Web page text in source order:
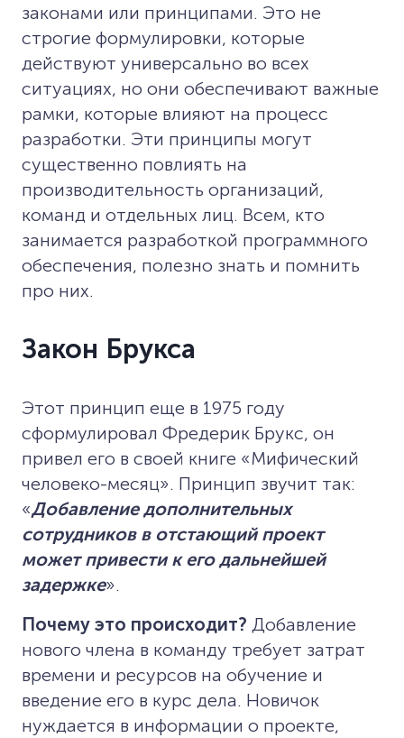
законами или принципами. Это не
строгие формулировки, которые
действуют универсально во всех
ситуациях, но они обеспечивают важные
рамки, которые влияют на процесс
разработки. Эти принципы могут
существенно повлиять на
производительность организаций,
команд и отдельных лиц. Всем, кто
занимается разработкой программного
обеспечения, полезно знать и помнить
про них.
Закон Брукса
Этот принцип еще в 1975 году
сформулировал Фредерик Брукс, он
привел его в своей книге «Мифический
человеко-месяц». Принцип звучит так:
«Добавление дополнительных
сотрудников в отстающий проект
может привести к его дальнейшей
задержке».
Почему это происходит? Добавление
нового члена в команду требует затрат
времени и ресурсов на обучение и
введение его в курс дела. Новичок
нуждается в информации о проекте,